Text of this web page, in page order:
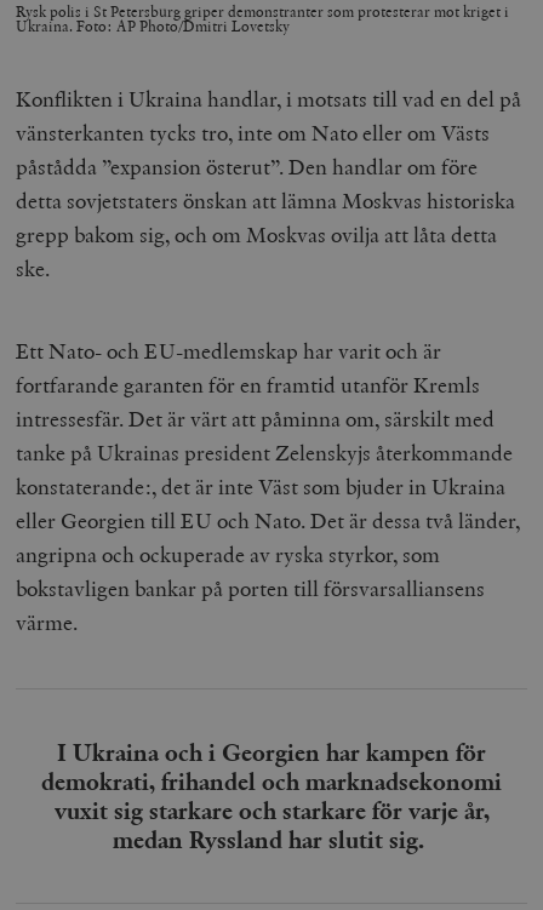
Rysk polis i St Petersburg griper demonstranter som protesterar mot kriget i
Ukraina. Foto: AP Photo/Dmitri Lovetsky
Konflikten i Ukraina handlar, i motsats till vad en del på
vänsterkanten tycks tro, inte om Nato eller om Västs
påstådda ”expansion österut”. Den handlar om före
detta sovjetstaters önskan att lämna Moskvas historiska
grepp bakom sig, och om Moskvas ovilja att låta detta
ske.
Ett Nato- och EU-medlemskap har varit och är
fortfarande garanten för en framtid utanför Kremls
intressesfär. Det är värt att påminna om, särskilt med
tanke på Ukrainas president Zelenskyjs återkommande
konstaterande:, det är inte Väst som bjuder in Ukraina
eller Georgien till EU och Nato. Det är dessa två länder,
angripna och ockuperade av ryska styrkor, som
bokstavligen bankar på porten till försvarsalliansens
värme.
I Ukraina och i Georgien har kampen för
demokrati, frihandel och marknadsekonomi
vuxit sig starkare och starkare för varje år,
medan Ryssland har slutit sig.